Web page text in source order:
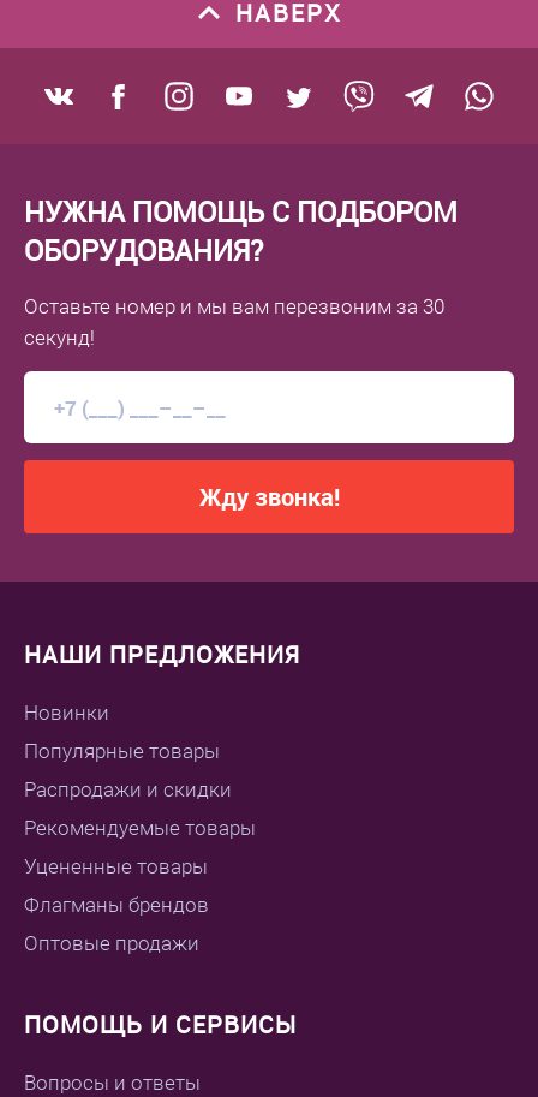
НАВЕРХ
НУЖНА ПОМОЩЬ С ПОДБОРОМ
ОБОРУДОВАНИЯ?
Оставьте номер и мы вам перезвоним за 30
секунд!
Жду звонка!
НАШИ ПРЕДЛОЖЕНИЯ
Новинки
Популярные товары
Распродажи и скидки
Рекомендуемые товары
Уцененные товары
Флагманы брендов
Оптовые продажи
ПОМОЩЬ И СЕРВИСЫ
Вопросы и ответы